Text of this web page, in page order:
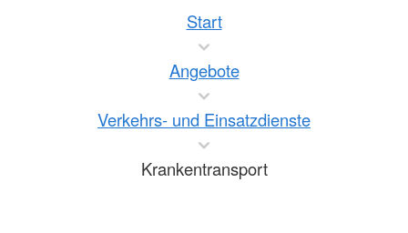
Start
Angebote
Verkehrs- und Einsatzdienste
Krankentransport